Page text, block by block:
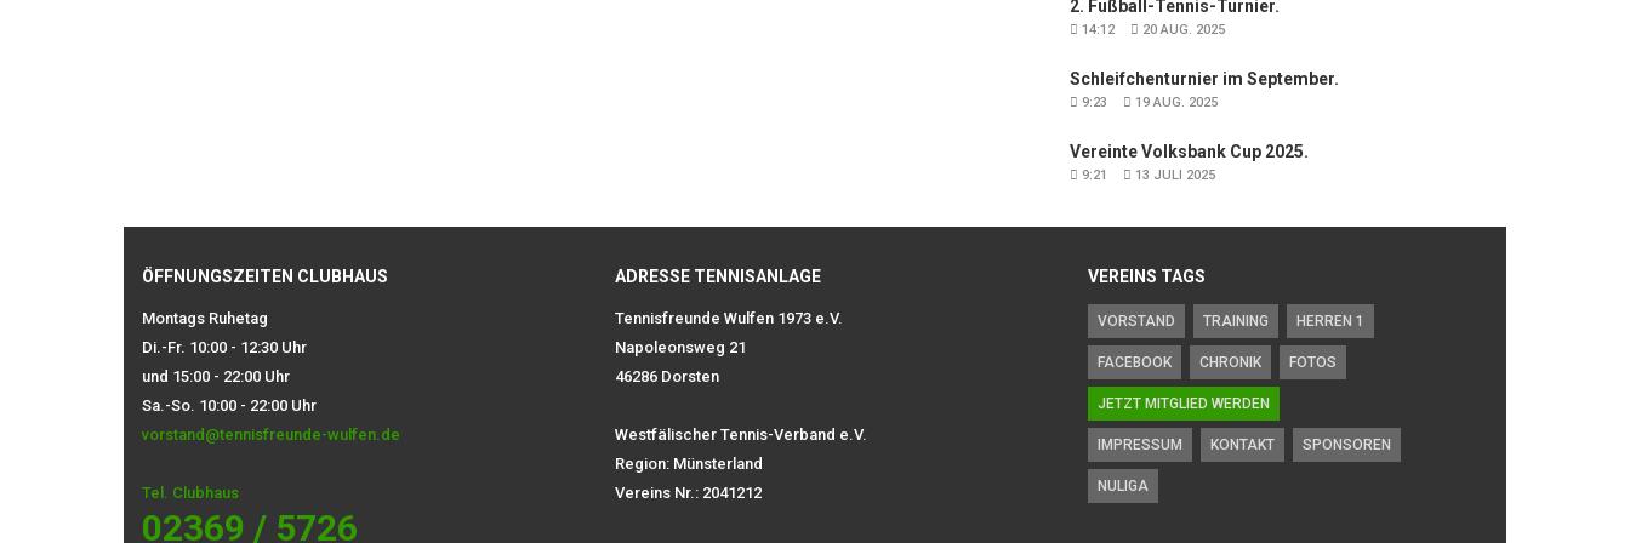
2. Fußball-Tennis-Turnier.
14:12 20 AUG. 2025
Schleifchenturnier im September.
9:23 19 AUG. 2025
Vereinte Volksbank Cup 2025.
9:21 13 JULI 2025
ÖFFNUNGSZEITEN CLUBHAUS
Montags Ruhetag
Di.-Fr. 10:00 - 12:30 Uhr
und 15:00 - 22:00 Uhr
Sa.-So. 10:00 - 22:00 Uhr
vorstand@tennisfreunde-wulfen.de
Tel. Clubhaus
02369 / 5726
ADRESSE TENNISANLAGE
Tennisfreunde Wulfen 1973 e.V.
Napoleonsweg 21
46286 Dorsten
Westfälischer Tennis-Verband e.V.
Region: Münsterland
Vereins Nr.: 2041212
VEREINS TAGS
VORSTAND TRAINING HERREN 1
FACEBOOK CHRONIK FOTOS
JETZT MITGLIED WERDEN
IMPRESSUM KONTAKT SPONSOREN
NULIGA